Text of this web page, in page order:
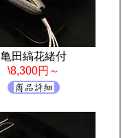
亀田縞花緒付
\8,300円～